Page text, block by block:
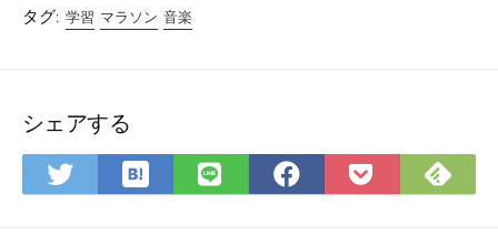
タグ: 学習 マラソン 音楽
シェアする
Twitter
で
は
て
LINE
で
Facebook
で
Pocket
に
で